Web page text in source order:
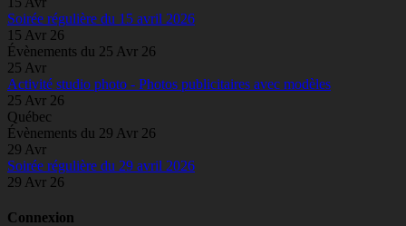
Soirée régulière du 15 avril 2026
15 Avr 26
Évènements du 25 Avr 26
25 Avr
Activité studio photo - Photos publicitaires avec modèles
25 Avr 26
Québec
Évènements du 29 Avr 26
29 Avr
Soirée régulière du 29 avril 2026
29 Avr 26
Connexion